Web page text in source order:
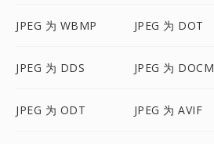
JPEG 为 WBMP JPEG 为 DOT
JPEG 为 DDS JPEG 为 DOCM
JPEG 为 ODT JPEG 为 AVIF